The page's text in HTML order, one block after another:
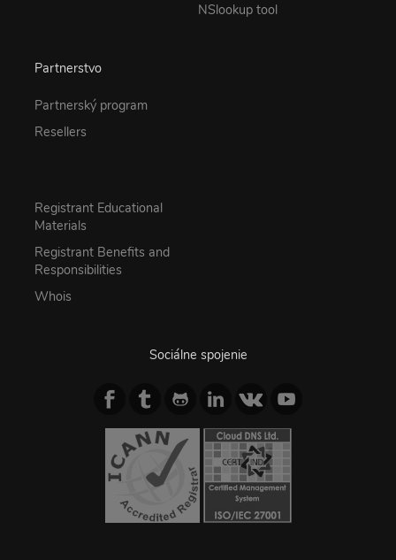
NSlookup tool
Partnerstvo
Partnerský program
Resellers
Registrant Educational
Materials
Registrant Benefits and
Responsibilities
Whois
Sociálne spojenie